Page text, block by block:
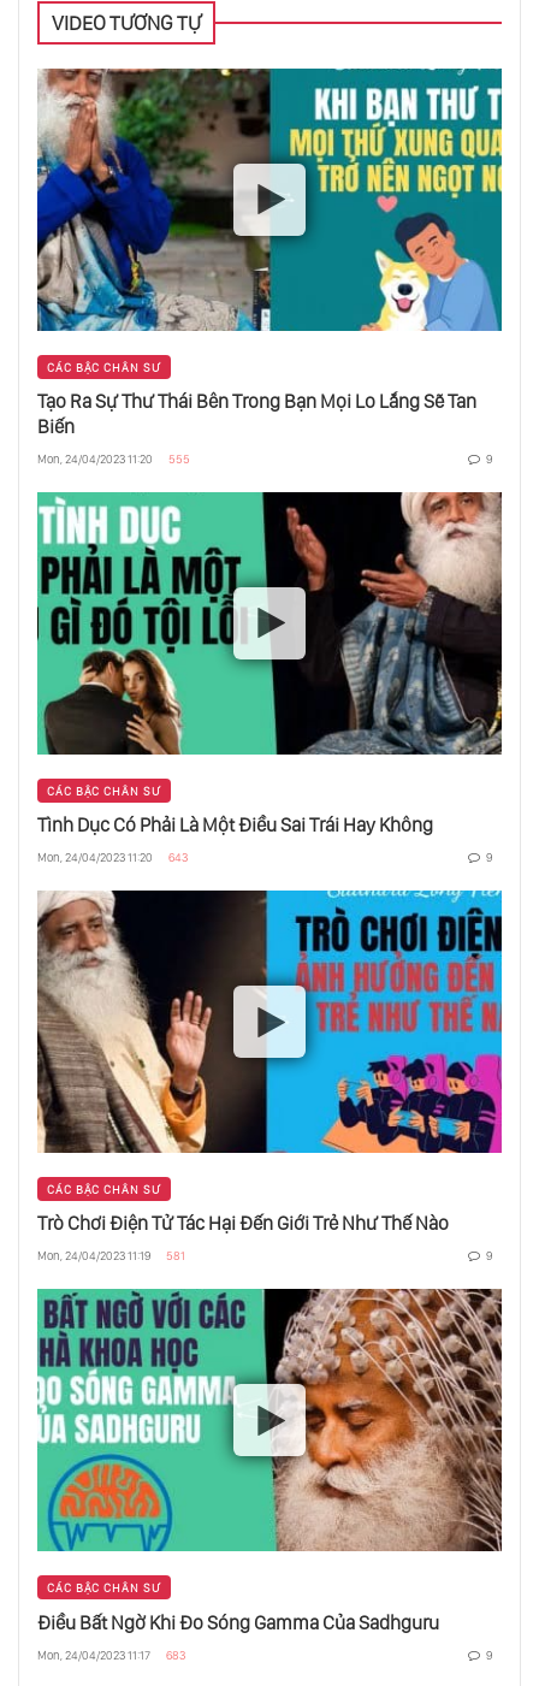
Bạn Tạo Ra
Làm Thế Nào Để Quyết Định Mục Tiêu Đúng
Đắn Trong Cuộc Đời Bạn
Thiền Là Gì - Sự Kì Diệu Của Thiền
Vì Sao Ta Lại Bị Căng Thẵng Stress Khi Vẫn
Có Đủ Mọi Thứ
Tội Ác Lớn Nhất Trên Hành Tinh Này Là Gì
Sadhguru Bậc Hiền Triết Trí Tuệ - Nuôi Dạy
Con Mình Như Thế Nào
Yêu Và Ghét - Vì Sao Chúng Ta Yêu Rồi Lại
Sức Mạnh Cảm Xúc - Cách Làm Cho Nhiều
Tại Sao Mâu Thuẫn Thường Xảy Ra Giữa Cha
Và Con Trai
Thế Nào Là Việc Tốt - Thế Nào Là Đạo Làm
Người
Phát Huy Nguồn Năng Lượng Bên Trong Tạo
Như Thế Nào Mới Được Cho Là Thành Công
Chìa Khóa Tới Tình Yêu Đích Thực
Sadhguru Nói Về Elon Musk Và Thế Giới
VIDEO TƯƠNG TỰ
CÁC BẬC CHÂN SƯ
Tạo Ra Sự Thư Thái Bên Trong Bạn Mọi Lo Lắng Sẽ Tan
Biến
Mon, 24/04/2023 11:20 555 9
CÁC BẬC CHÂN SƯ
Tình Dục Có Phải Là Một Điều Sai Trái Hay Không
Mon, 24/04/2023 11:20 643 9
CÁC BẬC CHÂN SƯ
Trò Chơi Điện Tử Tác Hại Đến Giới Trẻ Như Thế Nào
Mon, 24/04/2023 11:19 581 9
CÁC BẬC CHÂN SƯ
Điều Bất Ngờ Khi Đo Sóng Gamma Của Sadhguru
Mon, 24/04/2023 11:17 683 9